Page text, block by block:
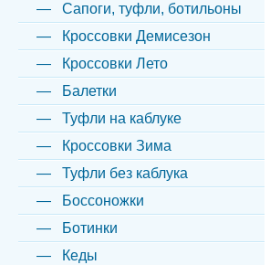
Сапоги, туфли, ботильоны
Кроссовки Демисезон
Кроссовки Лето
Балетки
Туфли на каблуке
Кроссовки Зима
Туфли без каблука
Боссоножки
Ботинки
Кеды